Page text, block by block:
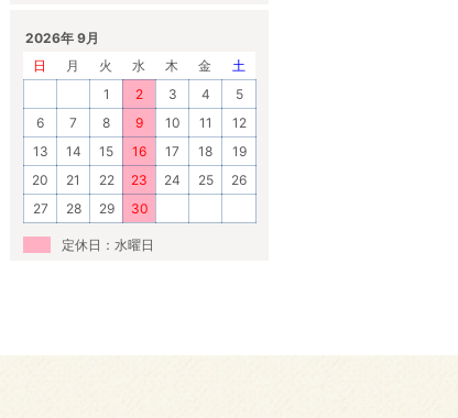
2026年 9月
日
月 火 水 木 金
土
1
2 3 4
5
6
7 8 9 10 11
12
13
14 15 16 17 18
19
20
21 22 23 24 25
26
27
28 29 30
定休日：水曜日